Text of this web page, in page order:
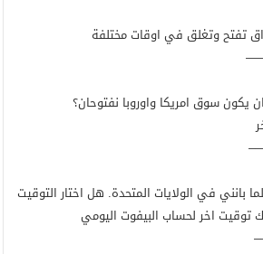
تفتح وتغلق في اوقات مختلفة
يكون سوق امريكا واوروبا نفتوحان؟
بانني في الولايات المتحدة. هل اختار التوقيت
توقيت اخر لحساب البيفوت اليومي